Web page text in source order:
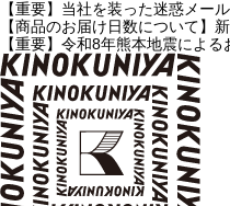
【重要】当社を装った迷惑メ
【商品のお届け日数について】
【重要】令和8年熊本地震によ